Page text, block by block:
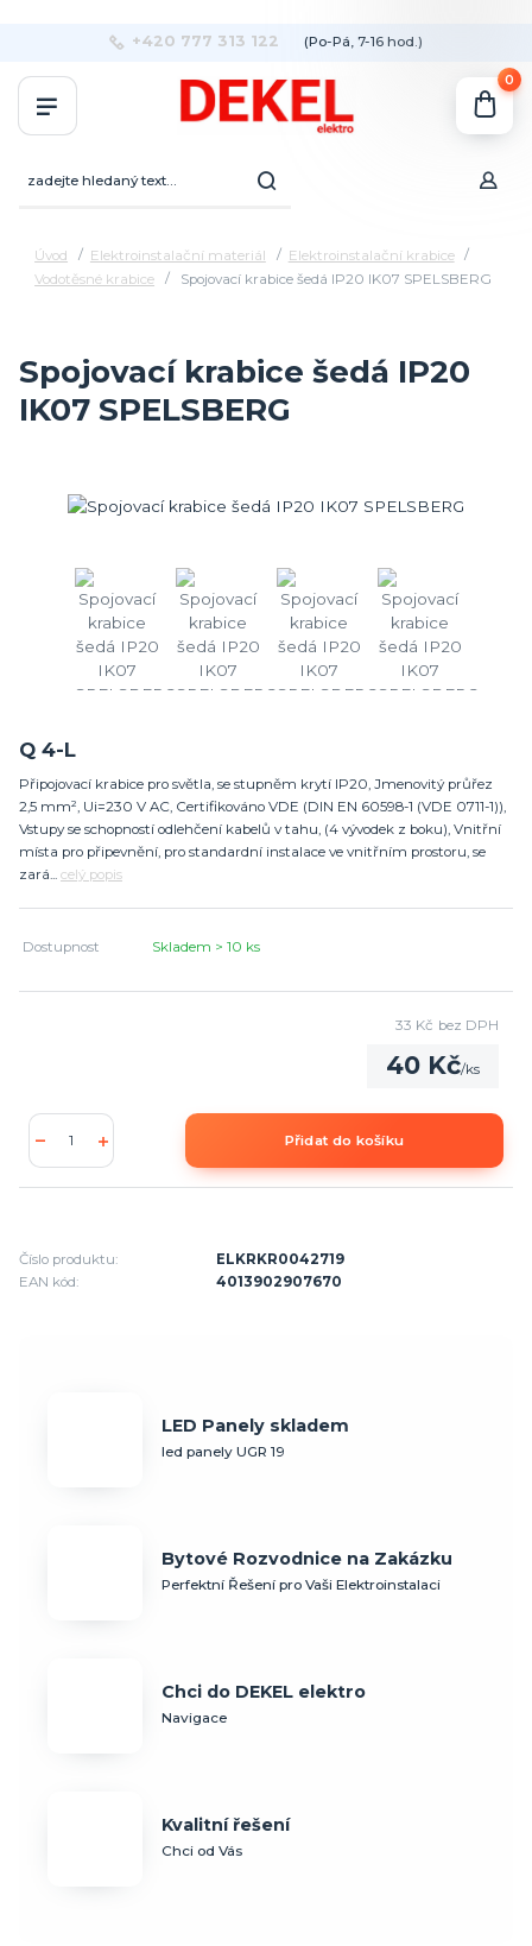
+420 777 313 122 (Po-Pá, 7-16 hod.)
0
Úvod Elektroinstalační materiál
Elektroinstalační krabice
Vodotěsné krabice
Spojovací krabice šedá IP20 IK07 SPELSBERG
Spojovací krabice šedá IP20
IK07 SPELSBERG
Q 4-L
Připojovací krabice pro světla, se stupněm krytí IP20, Jmenovitý průřez
2,5 mm², Ui=230 V AC, Certifikováno VDE (DIN EN 60598-1 (VDE 0711-1)),
Vstupy se schopností odlehčení kabelů v tahu, (4 vývodek z boku), Vnitřní
místa pro připevnění, pro standardní instalace ve vnitřním prostoru, se
zará... celý popis
Dostupnost Skladem > 10 ks
40 Kč/ks
33 Kč bez DPH
Přidat do košíku
Číslo produktu:
ELKRKR0042719
EAN kód:
4013902907670
LED Panely skladem
led panely UGR 19
Bytové Rozvodnice na Zakázku
Perfektní Řešení pro Vaši Elektroinstalaci
Chci do DEKEL elektro
Navigace
Kvalitní řešení
Chci od Vás